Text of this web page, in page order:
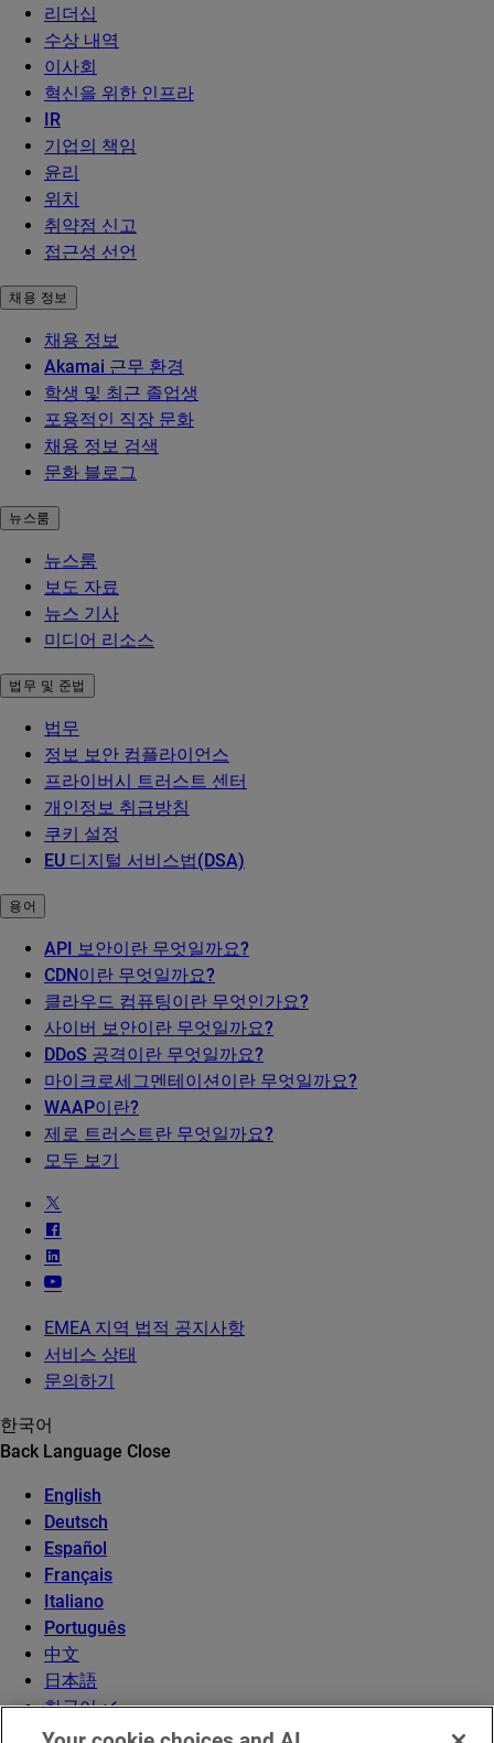
리더십
수상 내역
이사회
혁신을 위한 인프라
IR
기업의 책임
윤리
위치
취약점 신고
접근성 선언
채용 정보
채용 정보
Akamai 근무 환경
학생 및 최근 졸업생
포용적인 직장 문화
채용 정보 검색
문화 블로그
뉴스룸
뉴스룸
보도 자료
뉴스 기사
미디어 리소스
법무 및 준법
법무
정보 보안 컴플라이언스
프라이버시 트러스트 센터
개인정보 취급방침
쿠키 설정
EU 디지털 서비스법(DSA)
용어
API 보안이란 무엇일까요?
CDN이란 무엇일까요?
클라우드 컴퓨팅이란 무엇인가요?
사이버 보안이란 무엇일까요?
DDoS 공격이란 무엇일까요?
마이크로세그멘테이션이란 무엇일까요?
WAAP이란?
제로 트러스트란 무엇일까요?
모두 보기
EMEA 지역 법적 공지사항
서비스 상태
문의하기
한국어
Back Language Close
English
Deutsch
Español
Français
Italiano
Português
中文
日本語
한국어